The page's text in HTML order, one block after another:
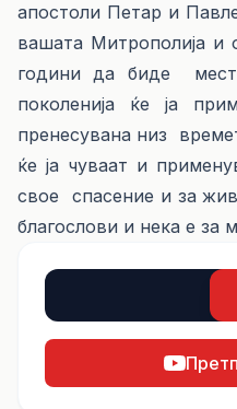
апостоли Петар и
вашата Митрополија и
години да биде
поколенија ќе ја
пренесувана низ
ќе ја чуваат и
свое спасение и за
благослови и нека е за